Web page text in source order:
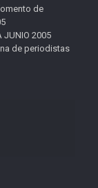
de
JUNIO 2005
de periodistas